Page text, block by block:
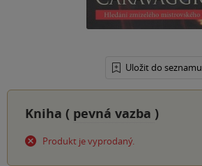
Uložit do seznamu
Kniha ( pevná vazba )
Produkt je vyprodaný.